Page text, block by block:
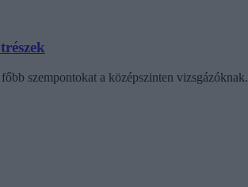
szempontokat a középszinten vizsgázóknak.